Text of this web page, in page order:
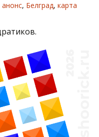
анонс, Белград, карта